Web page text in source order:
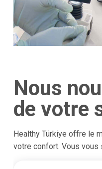
Nous
de votre
Healthy Türkiye offre le
votre confort. Vous